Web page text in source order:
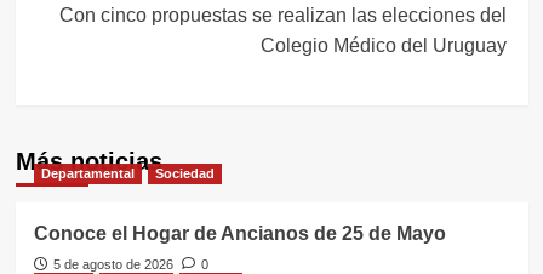
Con cinco propuestas se realizan las elecciones del
Colegio Médico del Uruguay
Más noticias
Departamental Sociedad
Conoce el Hogar de Ancianos de 25 de Mayo
5 de agosto de 2026
0